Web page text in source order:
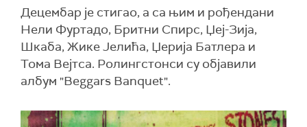
Децембар је стигао, а са њим и рођендани
Нели Фуртадо, Бритни Спирс, Џеј-Зија,
Шкаба, Жике Јелића, Џерија Батлера и
Тома Вејтса. Ролингстонси су објавили
албум "Beggars Banquet".